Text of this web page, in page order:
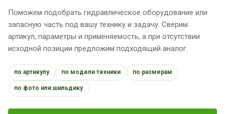
Поможем подобрать гидравлическое оборудование или
запасную часть под вашу технику и задачу. Сверим
артикул, параметры и применяемость, а при отсутствии
исходной позиции предложим подходящий аналог.
по артикулу по модели техники по размерам
по фото или шильдику